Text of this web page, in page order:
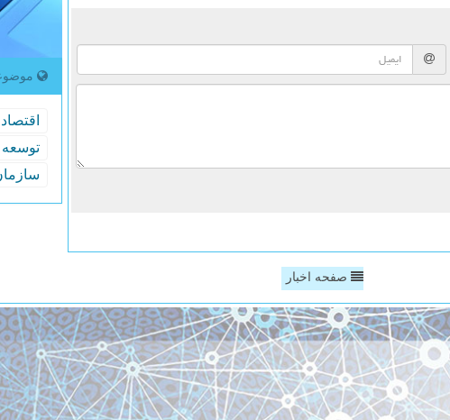
اقتصاد
توسعه
صفحه اخبار